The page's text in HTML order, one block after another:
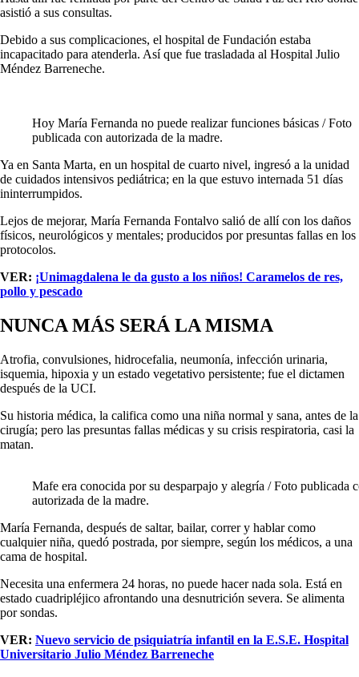
asistió a sus consultas.
Debido a sus complicaciones, el hospital de Fundación estaba
incapacitado para atenderla. Así que fue trasladada al Hospital Julio
Méndez Barreneche.
Hoy María Fernanda no puede realizar funciones básicas / Foto
publicada con autorizada de la madre.
Ya en Santa Marta, en un hospital de cuarto nivel, ingresó a la unidad
de cuidados intensivos pediátrica; en la que estuvo internada 51 días
ininterrumpidos.
Lejos de mejorar, María Fernanda Fontalvo salió de allí con los daños
físicos, neurológicos y mentales; producidos por presuntas fallas en los
protocolos.
VER: ¡Unimagdalena le da gusto a los niños! Caramelos de res,
pollo y pescado
NUNCA MÁS SERÁ LA MISMA
Atrofia, convulsiones, hidrocefalia, neumonía, infección urinaria,
isquemia, hipoxia y un estado vegetativo persistente; fue el dictamen
después de la UCI.
Su historia médica, la califica como una niña normal y sana, antes de la
cirugía; pero las presuntas fallas médicas y su crisis respiratoria, casi la
matan.
Mafe era conocida por su desparpajo y alegría / Foto publicada
autorizada de la madre.
María Fernanda, después de saltar, bailar, correr y hablar como
cualquier niña, quedó postrada, por siempre, según los médicos, a una
cama de hospital.
Necesita una enfermera 24 horas, no puede hacer nada sola. Está en
estado cuadripléjico afrontando una desnutrición severa. Se alimenta
por sondas.
VER: Nuevo servicio de psiquiatría infantil en la E.S.E. Hospital
Universitario Julio Méndez Barreneche